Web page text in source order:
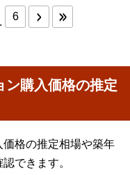
6
ン購入価格の推定
格の推定相場や築年
できます。